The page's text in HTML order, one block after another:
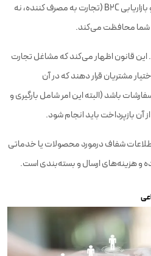
این آیین نامه در پوشش معاملات و بازاریابی B2C (تجارت به مصرف کننده، نه
شما محافظت می‌کند.
این قانون اظهار می‌کند که مشاغل تجارت
یک دوره ۱۴ روزه در اختیار مشتریان قرار دهند که در آن
باشد (البته این امر شامل بارگیری و
بازپرداخت باید انجام شود.
شفاف درمورد محصولات یا خدماتی
و هزینه‌های ارسال و بسته‌بندی است.